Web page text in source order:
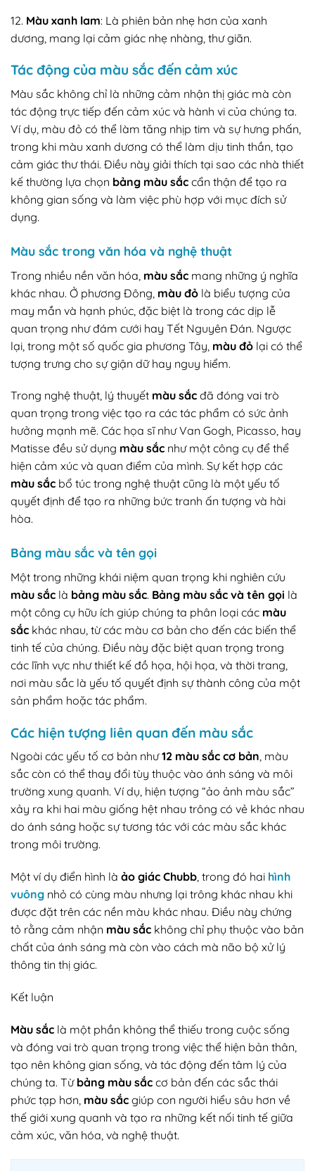
12. Màu xanh lam: Là phiên bản nhẹ hơn của xanh
dương, mang lại cảm giác nhẹ nhàng, thư giãn.
Tác động của màu sắc đến cảm xúc
Màu sắc không chỉ là những cảm nhận thị giác mà còn
tác động trực tiếp đến cảm xúc và hành vi của chúng ta.
Ví dụ, màu đỏ có thể làm tăng nhịp tim và sự hưng phấn,
trong khi màu xanh dương có thể làm dịu tinh thần, tạo
cảm giác thư thái. Điều này giải thích tại sao các nhà thiết
kế thường lựa chọn bảng màu sắc cẩn thận để tạo ra
không gian sống và làm việc phù hợp với mục đích sử
dụng.
Màu sắc trong văn hóa và nghệ thuật
Trong nhiều nền văn hóa, màu sắc mang những ý nghĩa
khác nhau. Ở phương Đông, màu đỏ là biểu tượng của
may mắn và hạnh phúc, đặc biệt là trong các dịp lễ
quan trọng như đám cưới hay Tết Nguyên Đán. Ngược
lại, trong một số quốc gia phương Tây, màu đỏ lại có thể
tượng trưng cho sự giận dữ hay nguy hiểm.
Trong nghệ thuật, lý thuyết màu sắc đã đóng vai trò
quan trọng trong việc tạo ra các tác phẩm có sức ảnh
hưởng mạnh mẽ. Các họa sĩ như Van Gogh, Picasso, hay
Matisse đều sử dụng màu sắc như một công cụ để thể
hiện cảm xúc và quan điểm của mình. Sự kết hợp các
màu sắc bổ túc trong nghệ thuật cũng là một yếu tố
quyết định để tạo ra những bức tranh ấn tượng và hài
hòa.
Bảng màu sắc và tên gọi
Một trong những khái niệm quan trọng khi nghiên cứu
màu sắc là bảng màu sắc. Bảng màu sắc và tên gọi là
một công cụ hữu ích giúp chúng ta phân loại các màu
sắc khác nhau, từ các màu cơ bản cho đến các biến thể
tinh tế của chúng. Điều này đặc biệt quan trọng trong
các lĩnh vực như thiết kế đồ họa, hội họa, và thời trang,
nơi màu sắc là yếu tố quyết định sự thành công của một
sản phẩm hoặc tác phẩm.
Các hiện tượng liên quan đến màu sắc
Ngoài các yếu tố cơ bản như12 màu sắc cơ bản, màu
sắc còn có thể thay đổi tùy thuộc vào ánh sáng và môi
trường xung quanh. Ví dụ, hiện tượng “ảo ảnh màu sắc”
xảy ra khi hai màu giống hệt nhau trông có vẻ khác nhau
do ánh sáng hoặc sự tương tác với các màu sắc khác
trong môi trường.
Một ví dụ điển hình là ảo giác Chubb, trong đó hai hình
vuông nhỏ có cùng màu nhưng lại trông khác nhau khi
được đặt trên các nền màu khác nhau. Điều này chứng
tỏ rằng cảm nhận màu sắc không chỉ phụ thuộc vào bản
chất của ánh sáng mà còn vào cách mà não bộ xử lý
thông tin thị giác.
Kết luận
Màu sắc là một phần không thể thiếu trong cuộc sống
và đóng vai trò quan trọng trong việc thể hiện bản thân,
tạo nên không gian sống, và tác động đến tâm lý của
chúng ta. Từ bảng màu sắc cơ bản đến các sắc thái
phức tạp hơn, màu sắc giúp con người hiểu sâu hơn về
thế giới xung quanh và tạo ra những kết nối tinh tế giữa
cảm xúc, văn hóa, và nghệ thuật.